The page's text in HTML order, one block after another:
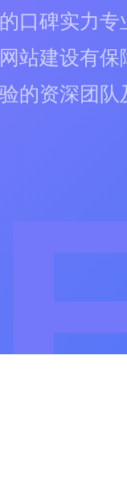
口碑实力专
站建设有
的资深团